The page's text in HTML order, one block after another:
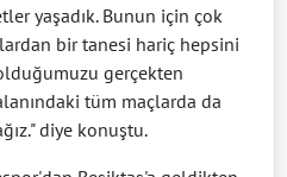
yaşadık. Bunun için çok
bir tanesi hariç hepsini
gerçekten
tüm maçlarda da
diye konuştu.